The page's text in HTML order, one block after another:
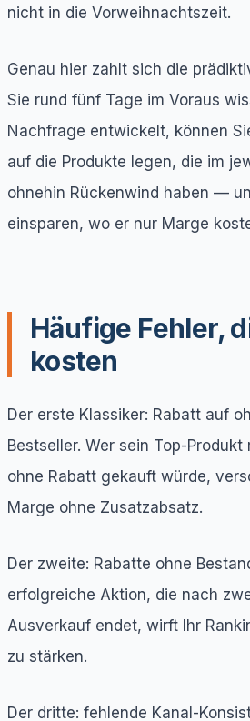
nicht in die Vorweihnachtszeit.
Genau hier zahlt sich die
Sie rund fünf Tage im Voraus
Nachfrage entwickelt, können
auf die Produkte legen, die im
ohnehin Rückenwind haben —
einsparen, wo er nur Marge
Häufige Fehler,
kosten
Der erste Klassiker: Rabatt auf
Bestseller. Wer sein Top-
ohne Rabatt gekauft würde,
Marge ohne Zusatzabsatz.
Der zweite: Rabatte ohne
erfolgreiche Aktion, die nach
Ausverkauf endet, wirft Ihr
zu stärken.
Der dritte: fehlende Kanal-